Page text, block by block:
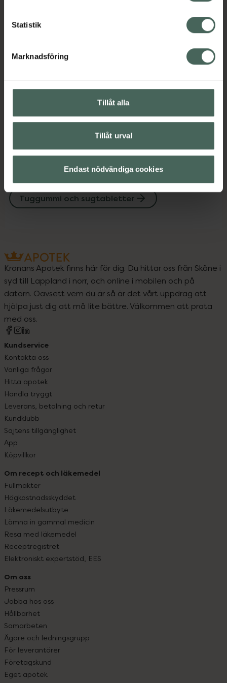
Statistik
Marknadsföring
Tillåt alla
Tillåt urval
Endast nödvändiga cookies
Mun och tänder
Upptäck flera produkter inom
Tuggummi och sugtabletter
Kronans Apotek finns här för dig. Du hittar oss från Skåne i
syd till Lappland i norr, och online i mobilen och på
datorn. Oavsett vem du är så är det vårt uppdrag att
hjälpa just dig att må lite bättre. Välkommen att prata
med oss.
Kundservice
Kontakta oss
Vanliga frågor
Hitta apotek
Handla tryggt
Leverans, betalning och retur
Kundklubb
Sajtens tillgänglighet
App
Köpvillkor
Om recept och läkemedel
Fullmakter
Högkostnadsskyddet
Läkemedelsutbyte
Lämna in gammal medicin
Resa med läkemedel
Receptregistret
Elektroniskt expertstöd, EES
Om oss
Pressrum
Jobba hos oss
Hållbarhet
Samarbeten
Ägare och ledningsgrupp
För leverantörer
Företagskund
Eget apotek